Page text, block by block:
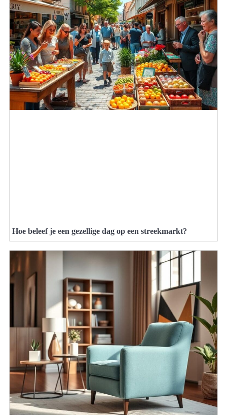
Hoe beleef je een gezellige dag op een streekmarkt?